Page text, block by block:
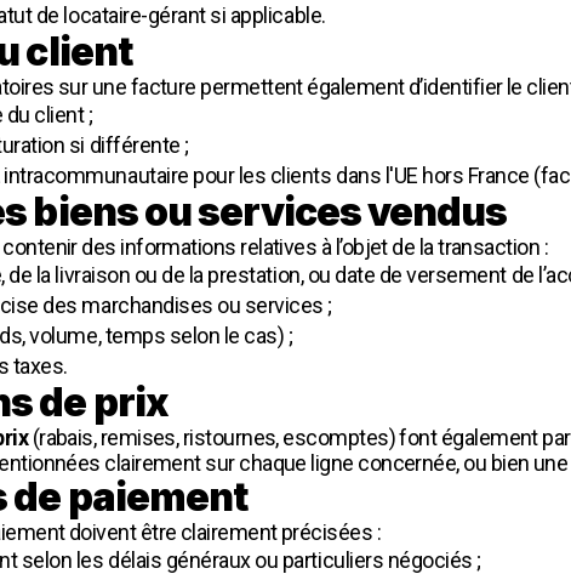
de locataire-gérant si applicable.
client
sur une facture permettent également d’identifier le
client ;
si différente ;
pour les clients dans l'UE hors France
biens ou services vendus
des informations relatives à l’objet de la transaction :
de la livraison ou de la prestation, ou date de versement de
des marchandises ou services ;
volume, temps selon le cas) ;
taxes.
de prix
(rabais, remises, ristournes, escomptes) font également
clairement sur chaque ligne concernée, ou bien
de paiement
doivent être clairement précisées :
selon les délais généraux ou particuliers négociés ;